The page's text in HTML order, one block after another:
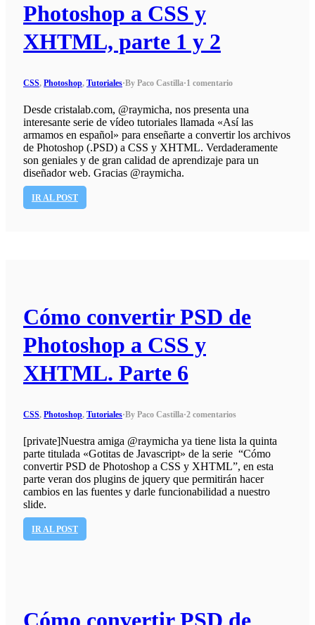
Photoshop a CSS y
XHTML, parte 1 y 2
CSS, Photoshop, Tutoriales·By Paco Castilla·1 comentario
Desde cristalab.com, @raymicha, nos presenta una
interesante serie de vídeo tutoriales llamada «Así las
armamos en español» para enseñarte a convertir los archivos
de Photoshop (.PSD) a CSS y XHTML. Verdaderamente
son geniales y de gran calidad de aprendizaje para un
diseñador web. Gracias @raymicha.
IR AL POST
Cómo convertir PSD de
Photoshop a CSS y
XHTML. Parte 6
CSS, Photoshop, Tutoriales·By Paco Castilla·2 comentarios
[private]Nuestra amiga @raymicha ya tiene lista la quinta
parte titulada «Gotitas de Javascript» de la serie “Cómo
convertir PSD de Photoshop a CSS y XHTML”, en esta
parte veran dos plugins de jquery que permitirán hacer
cambios en las fuentes y darle funcionabilidad a nuestro
slide.
IR AL POST